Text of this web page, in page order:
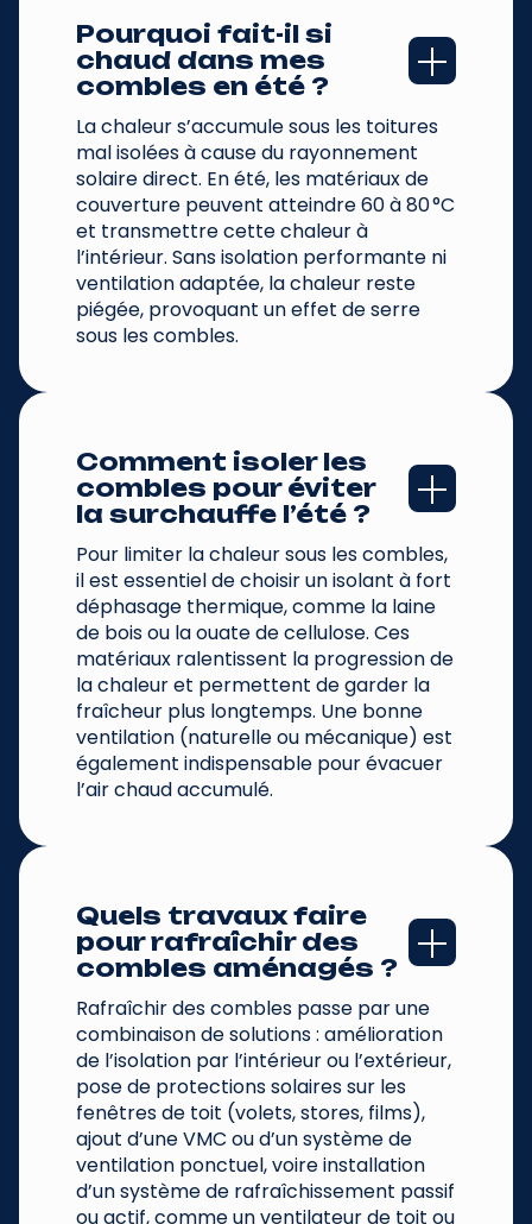
Pourquoi fait-il si
chaud dans mes
combles en été ?
La chaleur s’accumule sous les toitures
mal isolées à cause du rayonnement
solaire direct. En été, les matériaux de
couverture peuvent atteindre 60 à 80 °C
et transmettre cette chaleur à
l’intérieur. Sans isolation performante ni
ventilation adaptée, la chaleur reste
piégée, provoquant un effet de serre
sous les combles.
Comment isoler les
combles pour éviter
la surchauffe l’été ?
Pour limiter la chaleur sous les combles,
il est essentiel de choisir un isolant à fort
déphasage thermique, comme la laine
de bois ou la ouate de cellulose. Ces
matériaux ralentissent la progression de
la chaleur et permettent de garder la
fraîcheur plus longtemps. Une bonne
ventilation (naturelle ou mécanique) est
également indispensable pour évacuer
l’air chaud accumulé.
Quels travaux faire
pour rafraîchir des
combles aménagés ?
Rafraîchir des combles passe par une
combinaison de solutions : amélioration
de l’isolation par l’intérieur ou l’extérieur,
pose de protections solaires sur les
fenêtres de toit (volets, stores, films),
ajout d’une VMC ou d’un système de
ventilation ponctuel, voire installation
d’un système de rafraîchissement passif
ou actif, comme un ventilateur de toit ou